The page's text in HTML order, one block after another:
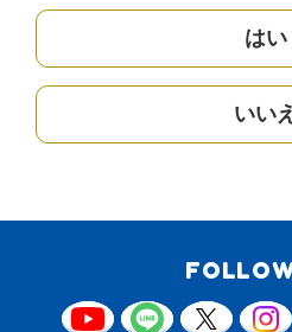
はい
いいえ